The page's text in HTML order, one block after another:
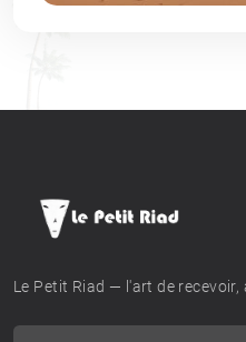
Le Petit Riad — l'art de recevoir,